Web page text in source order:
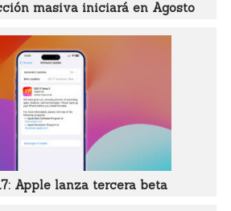
masiva iniciará en Agosto
Apple lanza tercera beta